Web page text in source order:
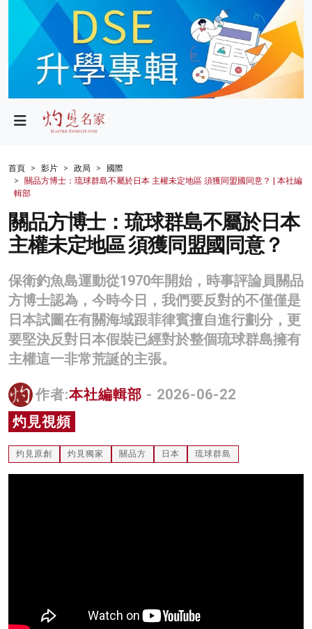
政局
財經
生活
健康
商業
科技
影片
名家榜
灼見活動
關於我們
首頁 影片 政局
國際
關品方博士：琉球群島不屬於日本 主權未定地區 須獲同盟國同意？ | 本社編
輯部
關品方博士：琉球群島不屬於日本
主權未定地區 須獲同盟國同意？
保衛釣魚島運動從1970年開始，時事評論員關品
方博士認為，今時今日，我們要反對的不僅僅是
日本試圖在有關海域跟菲律賓擅自進行劃分，更
要堅決反對日本假裝已經對於整個琉球群島擁有
主權這一非常荒誕的主張。
作者:本社編輯部 - 2026-06-22
灼見視頻
灼見原創 灼見獨家 關品方 日本 琉球群島